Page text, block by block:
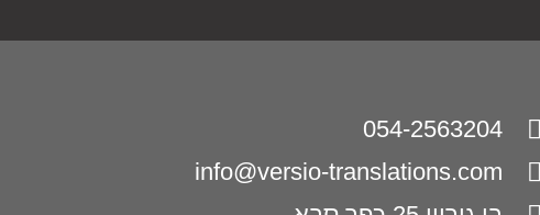
054-2563204
info@versio-translations.com